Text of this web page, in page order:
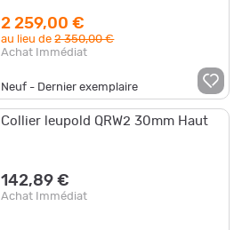
2 259,00 €
au lieu de2 350,00 €
Achat Immédiat
Neuf - Dernier exemplaire
Collier leupold QRW2 30mm Haut
142,89 €
Achat Immédiat